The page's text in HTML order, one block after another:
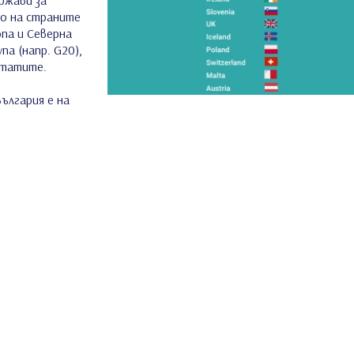
на страните
и Северна
(напр. G20),
е на